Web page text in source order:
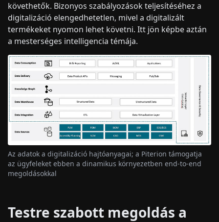
követhetők. Bizonyos szabályozások teljesítéséhez a
digitalizáció elengedhetetlen, mivel a digitalizált
termékeket nyomon lehet követni. Itt jön képbe aztán
a mesterséges intelligencia témája.
Az adatok a digitalizáció hajtóanyagai; a Piterion támogatja
az ügyfeleket ebben a dinamikus környezetben end-to-end
megoldásokkal
Testre szabott megoldás a